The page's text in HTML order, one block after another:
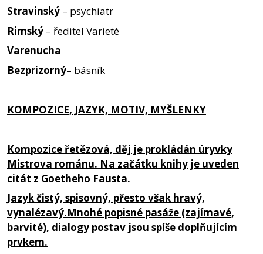
Stravinský – psychiatr
Rimský – ředitel Varieté
Varenucha
Bezprizorný– básník
KOMPOZICE, JAZYK, MOTIV, MYŠLENKY
Kompozice řetězová, děj je prokládán úryvky
Mistrova románu. Na začátku knihy je uveden
citát z Goetheho Fausta.
Jazyk čistý, spisovný, přesto však hravý,
vynalézavý.Mnohé popisné pasáže (zajímavé,
barvité), dialogy postav jsou spíše doplňujícím
prvkem.